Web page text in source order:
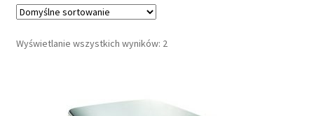
Kontakt
Oferta
Wyświetlanie wszystkich wyników: 2